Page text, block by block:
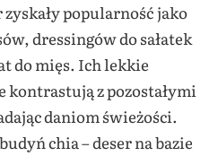
popularność jako
dressingów do sałatek
do mięs. Ich lekkie
z pozostałymi
daniom świeżości.
chia – deser na bazie